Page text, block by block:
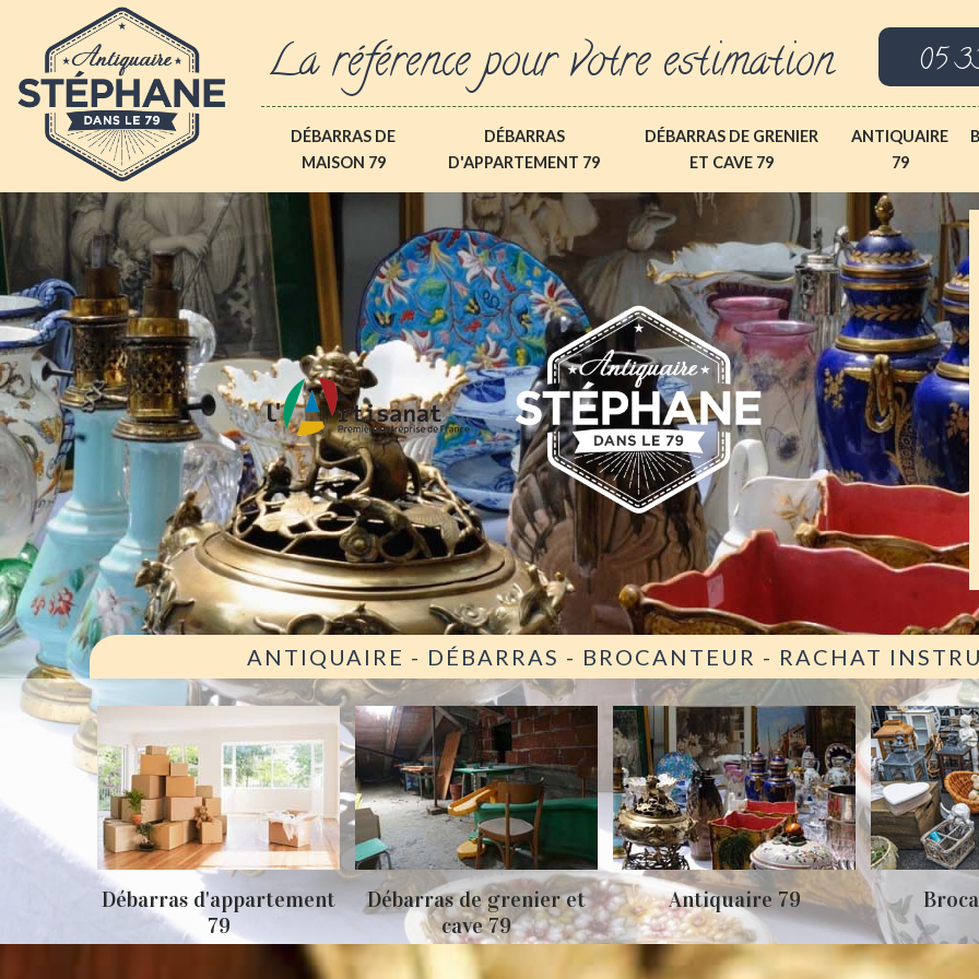
La référence pour votre estimation 05
DÉBARRAS DE
MAISON 79
DÉBARRAS
D'APPARTEMENT 79
DÉBARRAS DE GRENIER
ET CAVE 79
ANTIQUAIRE
79
ANTIQUAIRE - DÉBARRAS - BROCANTEUR - RACHAT
Débarras d'appartement
79
Débarras de grenier et
cave 79
Antiquaire 79